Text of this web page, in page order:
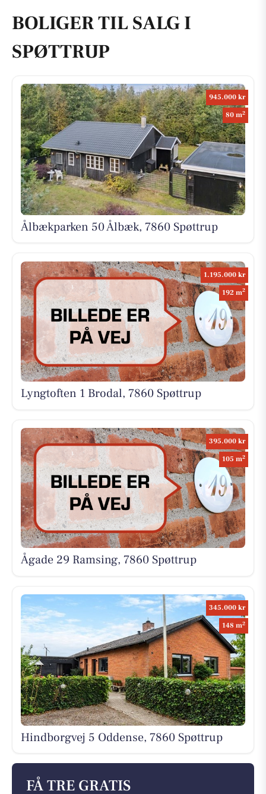
BOLIGER TIL SALG I
SPØTTRUP
945.000 kr
80 m2
Ålbækparken 50 Ålbæk, 7860 Spøttrup
1.195.000 kr
192 m2
Lyngtoften 1 Brodal, 7860 Spøttrup
395.000 kr
105 m2
Ågade 29 Ramsing, 7860 Spøttrup
345.000 kr
148 m2
Hindborgvej 5 Oddense, 7860 Spøttrup
FÅ TRE GRATIS